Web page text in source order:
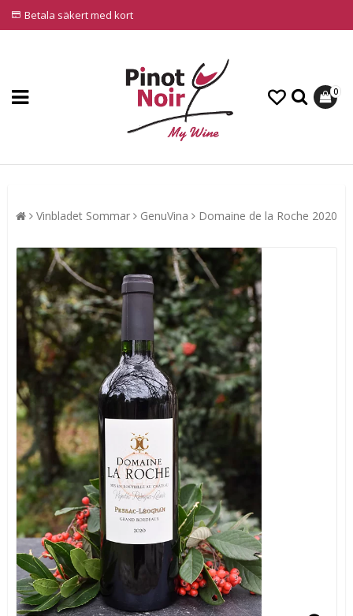
Betala säkert med kort
0
Vinbladet Sommar GenuVina Domaine de la Roche 2020